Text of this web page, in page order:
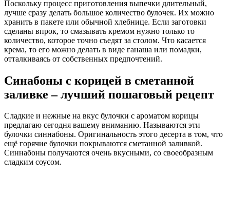
Поскольку процесс приготовления выпечки длительный,
лучше сразу делать большое количество булочек. Их можно
хранить в пакете или обычной хлебнице. Если заготовки
сделаны впрок, то смазывать кремом нужно только то
количество, которое точно съедят за столом. Что касается
крема, то его можно делать в виде ганаша или помадки,
отталкиваясь от собственных предпочтений.
Синабоны с корицей в сметанной
заливке – лучший пошаговый рецепт
Сладкие и нежные на вкус булочки с ароматом корицы
предлагаю сегодня вашему вниманию. Называются эти
булочки синнабоны. Оригинальность этого десерта в том, что
ещё горячие булочки покрываются сметанной заливкой.
Синнабоны получаются очень вкусными, со своеобразным
сладким соусом.